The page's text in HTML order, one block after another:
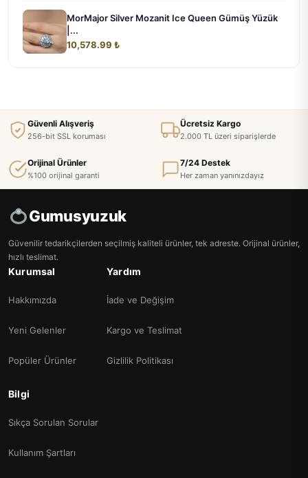
MorMajor Silver Mozanit Ice Queen Gümüş Yüzük
|...
10,578.99 ₺
Güvenli Alışveriş
256-bit SSL koruması
Ücretsiz Kargo
2.000 TL üzeri siparişlerde
Orijinal Ürünler
%100 orijinal garanti
7/24 Destek
Her zaman yanınızdayız
Gumusyuzuk
Güvenilir tedarikçilerden seçilmiş kaliteli ürünler, tek adreste. Orijinal ürünler,
hızlı teslimat.
Kurumsal
Hakkımızda
Yeni Gelenler
Popüler Ürünler
Yardım
İade ve Değişim
Kargo ve Teslimat
Gizlilik Politikası
Bilgi
Sıkça Sorulan Sorular
Kullanım Şartları